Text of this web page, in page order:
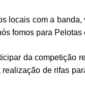
locais com a
fomos para Pelotas
da competição
de rifas